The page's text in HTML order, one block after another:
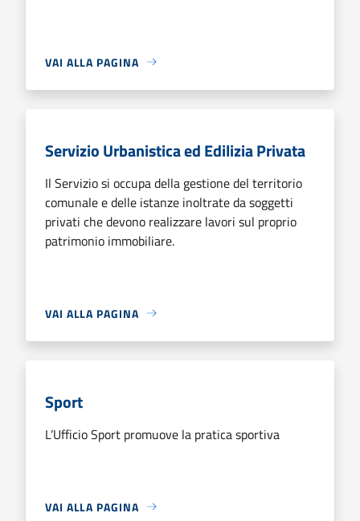
VAI ALLA PAGINA
Servizio Urbanistica ed Edilizia Privata
Il Servizio si occupa della gestione del territorio
comunale e delle istanze inoltrate da soggetti
privati che devono realizzare lavori sul proprio
patrimonio immobiliare.
VAI ALLA PAGINA
Sport
L’Ufficio Sport promuove la pratica sportiva
VAI ALLA PAGINA